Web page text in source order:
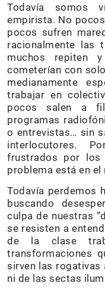
Todavía somos
empirista. No
pocos sufren
racionalmente las
muchos repiten
cometerían con
medianamente
trabajar en
pocos salen a
programas
o entrevistas… sin
interlocutores.
frustrados por los
problema está en
Todavía perdemos
buscando
culpa de nuestras
se resisten a
de la clase
transformaciones
sirven las rogativas
ni de las sectas